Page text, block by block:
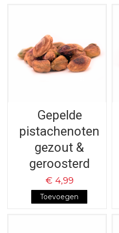
Gepelde
pistachenoten
gezout &
geroosterd
€ 4,99
Toevoegen